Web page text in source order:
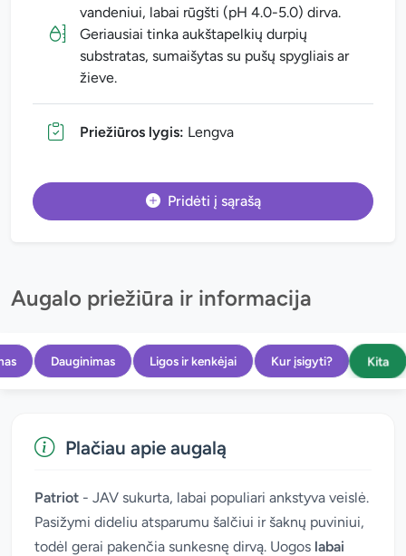
vandeniui, labai rūgšti (pH 4.0-5.0) dirva.
Geriausiai tinka aukštapelkių durpių
substratas, sumaišytas su pušų spygliais ar
žieve.
Priežiūros lygis: Lengva
Pridėti į sąrašą
Augalo priežiūra ir informacija
Dauginimas Ligos ir kenkėjai Kur įsigyti? Kita
Plačiau apie augalą
Patriot - JAV sukurta, labai populiari ankstyva veislė.
Pasižymi dideliu atsparumu šalčiui ir šaknų puviniui,
todėl gerai pakenčia sunkesnę dirvą. Uogos labai